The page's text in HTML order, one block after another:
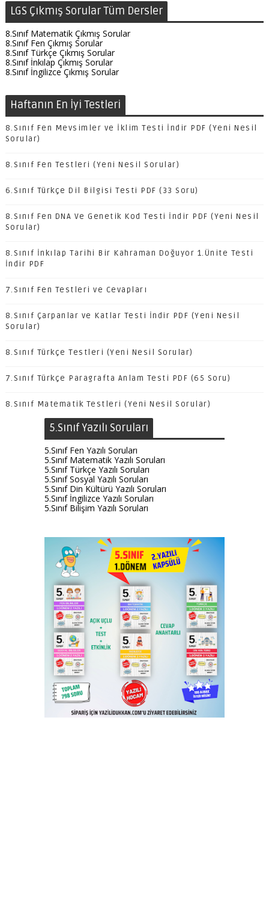
LGS Çıkmış Sorular Tüm Dersler
8.Sınıf Matematik Çıkmış Sorular
8.Sınıf Fen Çıkmış Sorular
8.Sınıf Türkçe Çıkmış Sorular
8.Sınıf İnkılap Çıkmış Sorular
8.Sınıf İngilizce Çıkmış Sorular
Haftanın En İyi Testleri
8.Sınıf Fen Mevsimler ve İklim Testi İndir PDF (Yeni Nesil
Sorular)
8.Sınıf Fen Testleri (Yeni Nesil Sorular)
6.Sınıf Türkçe Dil Bilgisi Testi PDF (33 Soru)
8.Sınıf Fen DNA Ve Genetik Kod Testi İndir PDF (Yeni Nesil
Sorular)
8.Sınıf İnkılap Tarihi Bir Kahraman Doğuyor 1.Ünite Testi
İndir PDF
7.Sınıf Fen Testleri ve Cevapları
8.Sınıf Çarpanlar ve Katlar Testi İndir PDF (Yeni Nesil
Sorular)
8.Sınıf Türkçe Testleri (Yeni Nesil Sorular)
7.Sınıf Türkçe Paragrafta Anlam Testi PDF (65 Soru)
8.Sınıf Matematik Testleri (Yeni Nesil Sorular)
5.Sınıf Yazılı Soruları
5.Sınıf Fen Yazılı Soruları
5.Sınıf Matematik Yazılı Soruları
5.Sınıf Türkçe Yazılı Soruları
5.Sınıf Sosyal Yazılı Soruları
5.Sınıf Din Kültürü Yazılı Soruları
5.Sınıf İngilizce Yazılı Soruları
5.Sınıf Bilişim Yazılı Soruları